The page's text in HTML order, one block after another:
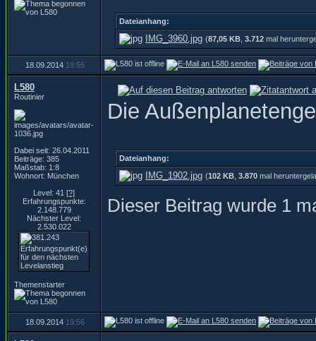
Dateianhang:
IMG_3960.jpg (87,05 KB 3.712 mal
18.09.2014 19:55
L580
Routinier
Dabei seit: 26.04.2011
Beiträge: 385
Maßstab: 1:8
Wohnort: München
Level: 41 [?]
Erfahrungspunkte:
2.148.779
Nächster Level:
2.530.022
Themenstarter
Die
Dateianhang:
IMG_1902.jpg (102 KB 3.870 mal
Dieser Beitrag wurde 1
18.09.2014 19:56